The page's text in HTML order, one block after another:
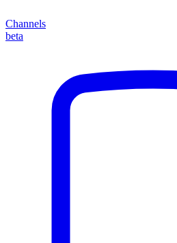
Channels
beta